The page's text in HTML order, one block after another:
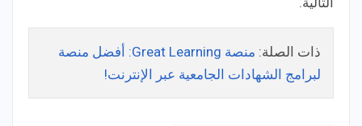
ذات الصلة:
منصة Great Learning: أفضل منصة
لبرامج الشهادات الجامعية عبر الإنترنت!